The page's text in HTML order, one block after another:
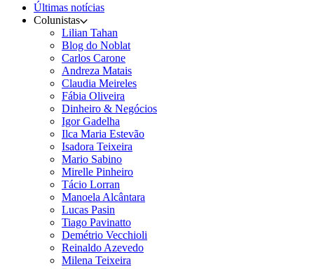
Últimas notícias
Colunistas
Lilian Tahan
Blog do Noblat
Carlos Carone
Andreza Matais
Claudia Meireles
Fábia Oliveira
Dinheiro & Negócios
Igor Gadelha
Ilca Maria Estevão
Isadora Teixeira
Mario Sabino
Mirelle Pinheiro
Tácio Lorran
Manoela Alcântara
Lucas Pasin
Tiago Pavinatto
Demétrio Vecchioli
Reinaldo Azevedo
Milena Teixeira